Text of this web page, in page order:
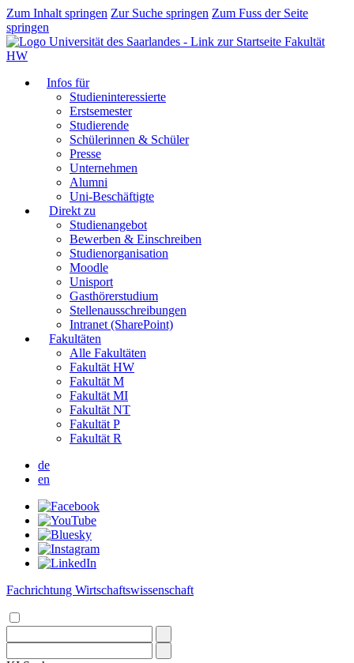
Zum Inhalt springen Zur Suche springen Zum Fuss der Seite
springen
Fakultät
HW
Infos für
Studieninteressierte
Erstsemester
Studierende
Schülerinnen & Schüler
Presse
Unternehmen
Alumni
Uni-Beschäftigte
Direkt zu
Studienangebot
Bewerben & Einschreiben
Studienorganisation
Moodle
Unisport
Gasthörerstudium
Stellenausschreibungen
Intranet (SharePoint)
Fakultäten
Alle Fakultäten
Fakultät HW
Fakultät M
Fakultät MI
Fakultät NT
Fakultät P
Fakultät R
de
en
Fachrichtung Wirtschaftswissenschaft